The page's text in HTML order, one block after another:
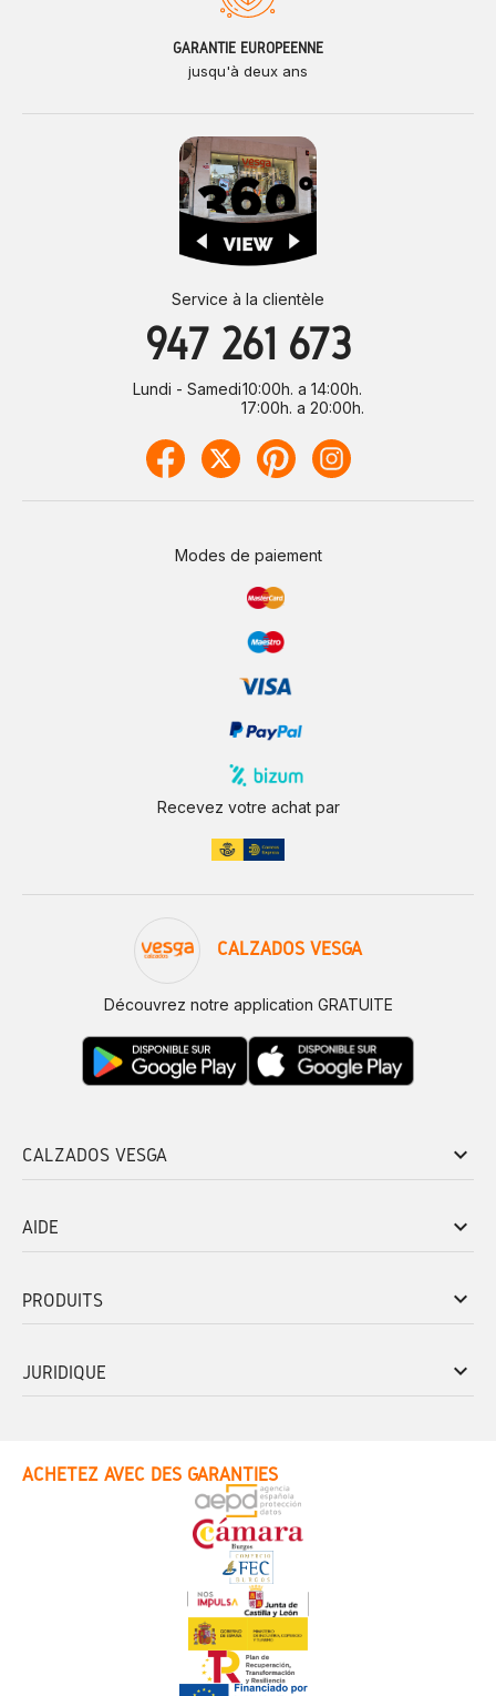
GARANTIE EUROPÉENNE
jusqu'à deux ans
Service à la clientèle
947 261 673
Lundi - Samedi10:00h. a 14:00h.
17:00h. a 20:00h.
Modes de paiement
Recevez votre achat par
CALZADOS VESGA
Découvrez notre application GRATUITE
CALZADOS VESGA keyboard_arrow_down
AIDE keyboard_arrow_down
PRODUITS keyboard_arrow_down
JURIDIQUE keyboard_arrow_down
ACHETEZ AVEC DES GARANTIES